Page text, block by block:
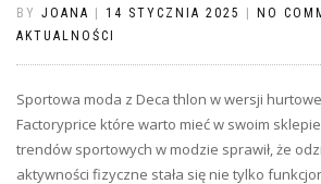
BY JOANA 14 STYCZNIA 2025 NO
AKTUALNOŚCI
Sportowa moda z Deca thlon w wersji
Factoryprice które warto mieć w swoim
trendów sportowych w modzie sprawił, że
aktywności fizyczne stała się nie tylko